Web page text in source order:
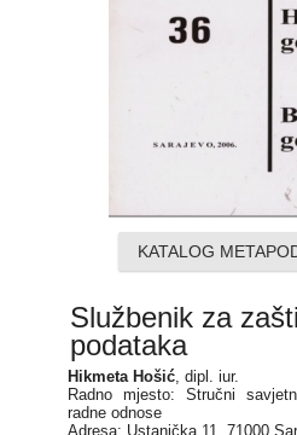
KATALOG
Službenik za
podataka
Hikmeta Hošić, dipl. iur.
Radno mjesto: Stručni
radne odnose
Adresa: Ustanička 11, 71000